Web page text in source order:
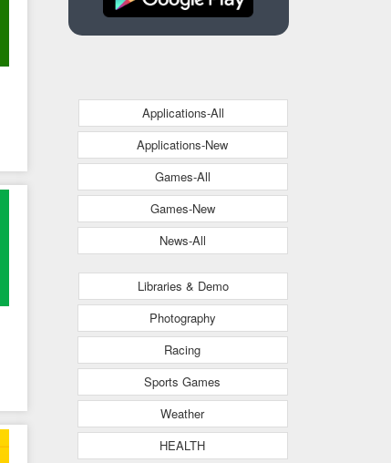
Applications-All
Applications-New
Games-All
Games-New
News-All
Libraries & Demo
Photography
Racing
Sports Games
Weather
HEALTH